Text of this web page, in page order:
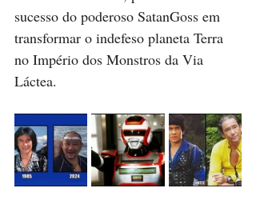
sucesso do poderoso SatanGoss em
transformar o indefeso planeta Terra
no Império dos Monstros da Via
Láctea.